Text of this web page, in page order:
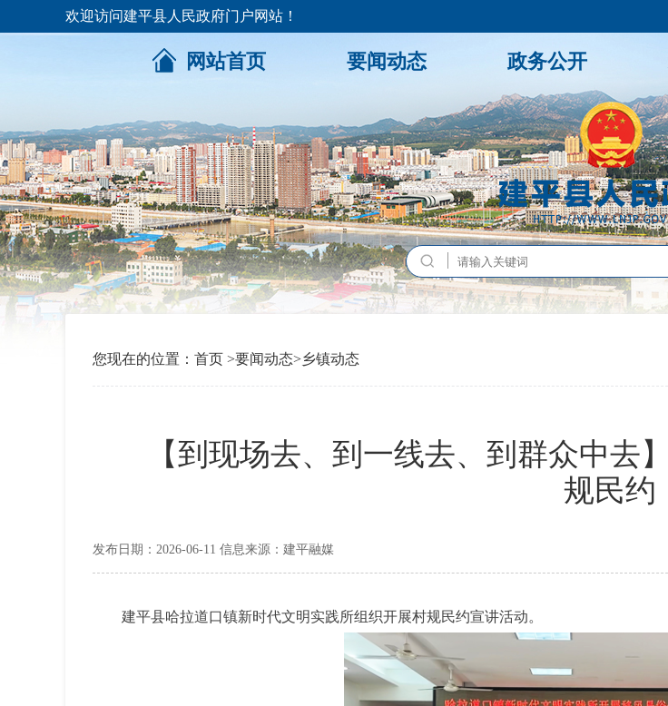
欢迎访问建平县人民政府门户网站！
网站首页 要闻动态 政务公开
您现在的位置： 首页 >要闻动态>乡镇动态
【到现场去、到一线去、到群众中去
规民约
发布日期：2026-06-11 信息来源：建平融媒
建平县哈拉道口镇新时代文明实践所组织开展村规民约宣讲活动。